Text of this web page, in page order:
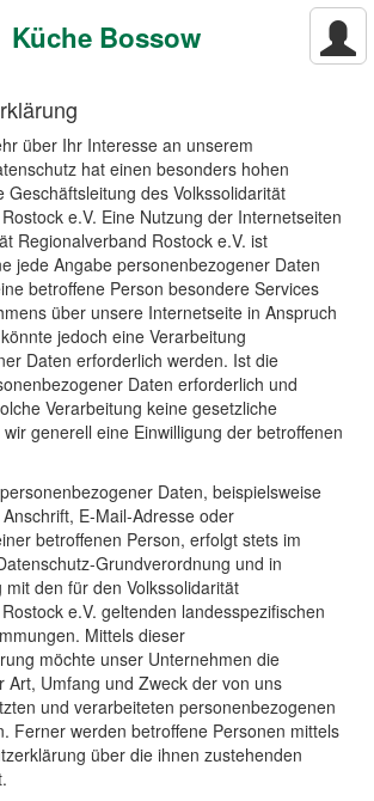
Küche Bossow
über Ihr Interesse an unserem
hat einen besonders hohen
Geschäftsleitung des Volkssolidarität
e.V. Eine Nutzung der Internetseiten
Regionalverband Rostock e.V. ist
jede Angabe personenbezogener Daten
betroffene Person besondere Services
über unsere Internetseite in Anspruch
jedoch eine Verarbeitung
Daten erforderlich werden. Ist die
Daten erforderlich und
Verarbeitung keine gesetzliche
generell eine Einwilligung der betroffenen
Daten, beispielsweise
E-Mail-Adresse oder
betroffenen Person, erfolgt stets im
Grundverordnung und in
mit den für den Volkssolidarität
e.V. geltenden landesspezifischen
Mittels dieser
möchte unser Unternehmen die
Art, Umfang und Zweck der von uns
und verarbeiteten personenbezogenen
Ferner werden betroffene Personen mittels
über die ihnen zustehenden